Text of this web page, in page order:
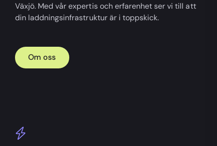
Växjö. Med vår expertis och erfarenhet ser vi till att
din laddningsinfrastruktur är i toppskick.
Om oss